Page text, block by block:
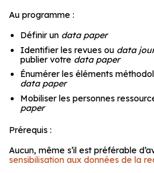
Au programme :
Définir un data paper
Identifier les revues ou data
publier votre data paper
Énumérer les éléments
data paper
Mobiliser les personnes
paper
Prérequis :
Aucun, même s’il est préférable
sensibilisation aux données de la